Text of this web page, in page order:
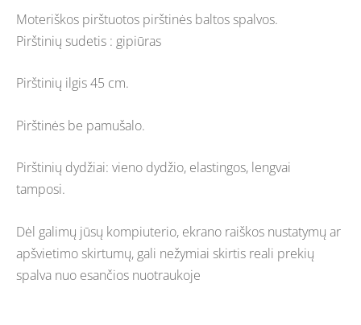
Moteriškos pirštuotos pirštinės baltos spalvos.
Pirštinių sudetis : gipiūras
Pirštinių ilgis 45 cm.
Pirštinės be pamušalo.
Pirštinių dydžiai: vieno dydžio, elastingos, lengvai
tamposi.
Dėl galimų jūsų kompiuterio, ekrano raiškos nustatymų ar
apšvietimo skirtumų, gali nežymiai skirtis reali prekių
spalva nuo esančios nuotraukoje